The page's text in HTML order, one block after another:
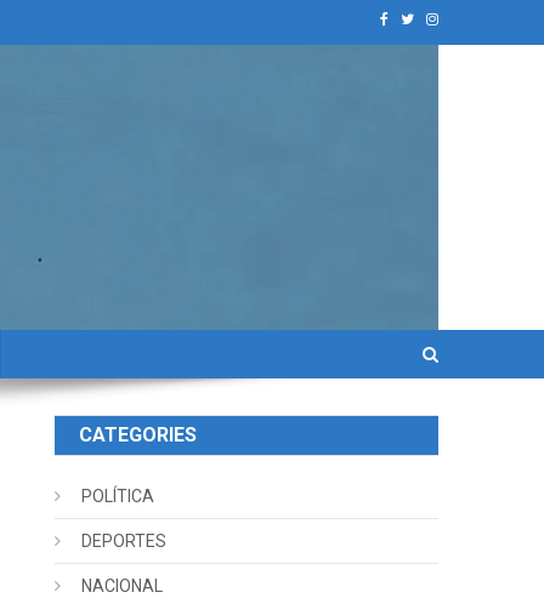
CATEGORIES
POLÍTICA
DEPORTES
NACIONAL